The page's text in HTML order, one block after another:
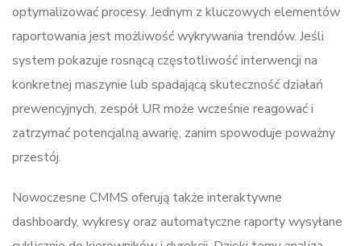
optymalizować procesy. Jednym z kluczowych elementów
raportowania jest możliwość wykrywania trendów. Jeśli
system pokazuje rosnącą częstotliwość interwencji na
konkretnej maszynie lub spadającą skuteczność działań
prewencyjnych, zespół UR może wcześnie reagować i
zatrzymać potencjalną awarię, zanim spowoduje poważny
przestój.
Nowoczesne CMMS oferują także interaktywne
dashboardy, wykresy oraz automatyczne raporty wysyłane